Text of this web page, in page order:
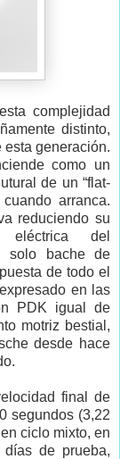
complejidad
distinto,
generación.
como un
de un “flat-
arranca.
reduciendo su
eléctrica del
solo bache de
de todo el
en las
PDK igual de
motriz bestial,
desde hace
final de
segundos (3,22
ciclo mixto, en
de prueba,